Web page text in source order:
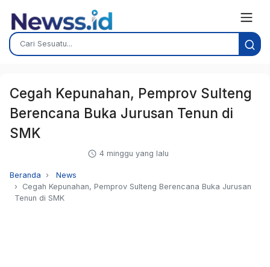
Cegah Kepunahan, Pemprov Sulteng
Berencana Buka Jurusan Tenun di
SMK
4 minggu yang lalu
Beranda
News
Cegah Kepunahan, Pemprov Sulteng Berencana Buka Jurusan
Tenun di SMK